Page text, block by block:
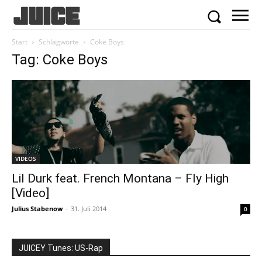
Start Schlagworte Coke Boys
Tag: Coke Boys
VIDEOS
Lil Durk feat. French Montana – Fly High
[Video]
Julius Stabenow - 31. Juli 2014 0
JUICEY Tunes: US-Rap